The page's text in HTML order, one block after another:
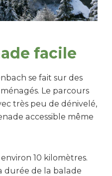
facile
se fait sur des
Le parcours
très peu de dénivelé,
accessible même
10 kilomètres.
durée de la balade